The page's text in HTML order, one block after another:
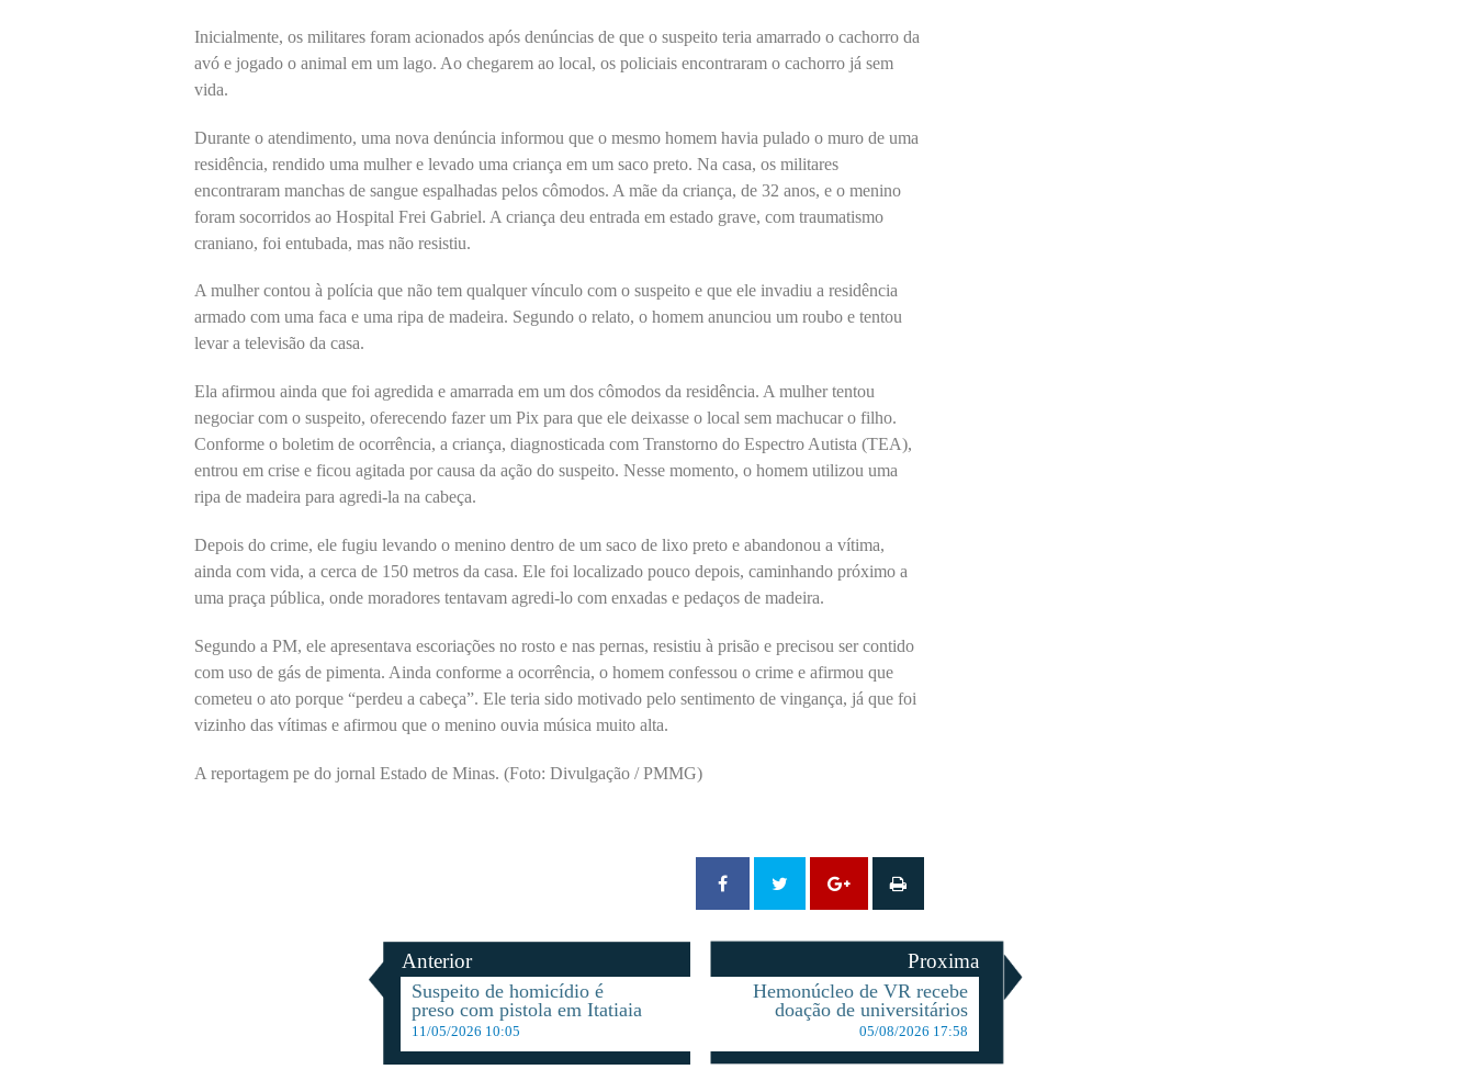
Inicialmente, os militares foram acionados após denúncias de que o suspeito teria amarrado o cachorro da
avó e jogado o animal em um lago. Ao chegarem ao local, os policiais encontraram o cachorro já sem
vida.
Durante o atendimento, uma nova denúncia informou que o mesmo homem havia pulado o muro de uma
residência, rendido uma mulher e levado uma criança em um saco preto. Na casa, os militares
encontraram manchas de sangue espalhadas pelos cômodos. A mãe da criança, de 32 anos, e o menino
foram socorridos ao Hospital Frei Gabriel. A criança deu entrada em estado grave, com traumatismo
craniano, foi entubada, mas não resistiu.
A mulher contou à polícia que não tem qualquer vínculo com o suspeito e que ele invadiu a residência
armado com uma faca e uma ripa de madeira. Segundo o relato, o homem anunciou um roubo e tentou
levar a televisão da casa.
Ela afirmou ainda que foi agredida e amarrada em um dos cômodos da residência. A mulher tentou
negociar com o suspeito, oferecendo fazer um Pix para que ele deixasse o local sem machucar o filho.
Conforme o boletim de ocorrência, a criança, diagnosticada com Transtorno do Espectro Autista (TEA),
entrou em crise e ficou agitada por causa da ação do suspeito. Nesse momento, o homem utilizou uma
ripa de madeira para agredi-la na cabeça.
Depois do crime, ele fugiu levando o menino dentro de um saco de lixo preto e abandonou a vítima,
ainda com vida, a cerca de 150 metros da casa. Ele foi localizado pouco depois, caminhando próximo a
uma praça pública, onde moradores tentavam agredi-lo com enxadas e pedaços de madeira.
Segundo a PM, ele apresentava escoriações no rosto e nas pernas, resistiu à prisão e precisou ser contido
com uso de gás de pimenta. Ainda conforme a ocorrência, o homem confessou o crime e afirmou que
cometeu o ato porque “perdeu a cabeça”. Ele teria sido motivado pelo sentimento de vingança, já que foi
vizinho das vítimas e afirmou que o menino ouvia música muito alta.
A reportagem pe do jornal Estado de Minas. (Foto: Divulgação / PMMG)
Anterior
Suspeito de homicídio é
preso com pistola em Itatiaia
11/05/2026 10:05
Proxima
Hemonúcleo de VR recebe
doação de universitários
05/08/2026 17:58